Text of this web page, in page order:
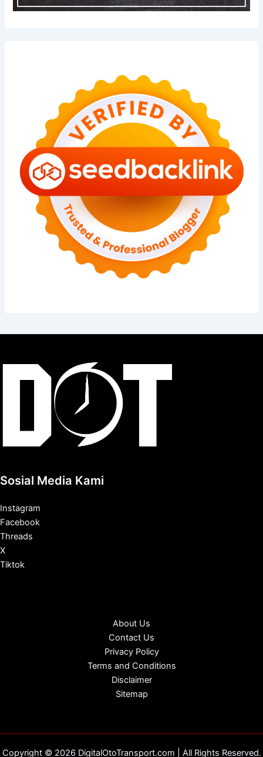
Sosial Media Kami
Instagram
Facebook
Threads
X
Tiktok
About Us
Contact Us
Privacy Policy
Terms and Conditions
Disclaimer
Sitemap
Copyright © 2026 DigitalOtoTransport.com | All Rights Reserved.